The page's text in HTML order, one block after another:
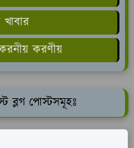
করনীয় করণীয়
ব্লগ পোস্টসমূহঃ